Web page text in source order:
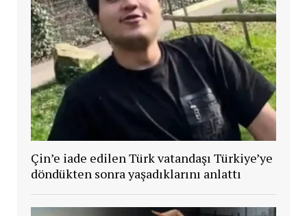
Çin’e iade edilen Türk vatandaşı Türkiye’ye
döndükten sonra yaşadıklarını anlattı